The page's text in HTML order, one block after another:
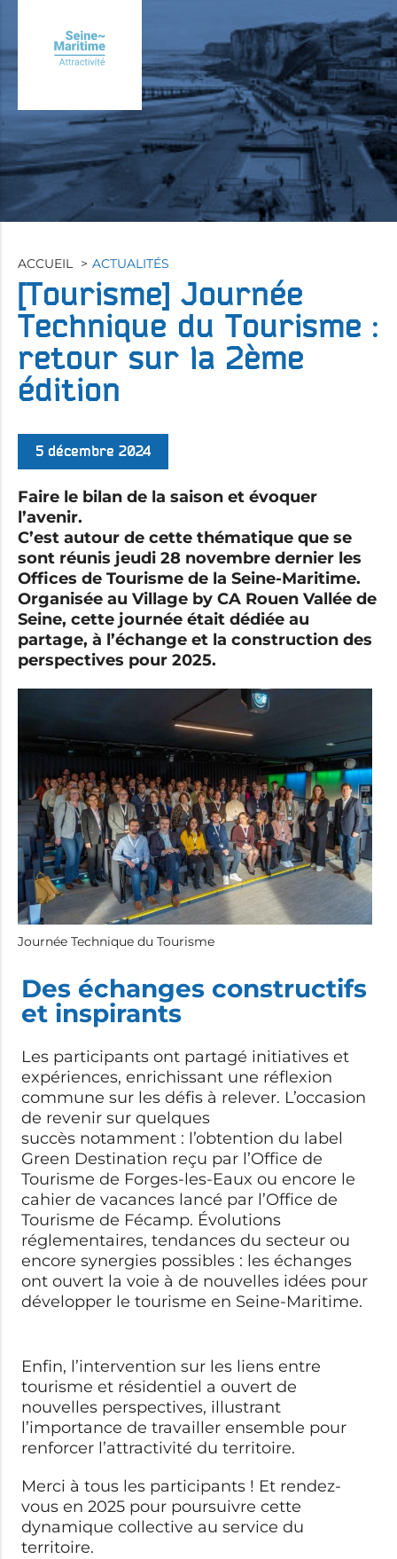
contenu
principal
ACCUEIL ACTUALITÉS
[Tourisme] Journée
Technique du Tourisme :
retour sur la 2ème
édition
5 décembre 2024
Faire le bilan de la saison et évoquer
l’avenir.
C’est autour de cette thématique que se
sont réunis jeudi 28 novembre dernier les
Offices de Tourisme de la Seine-Maritime.
Organisée au Village by CA Rouen Vallée de
Seine, cette journée était dédiée au
partage, à l’échange et la construction des
perspectives pour 2025.
Journée Technique du Tourisme
Des échanges constructifs
et inspirants
Les participants ont partagé initiatives et
expériences, enrichissant une réflexion
commune sur les défis à relever. L’occasion
de revenir sur quelques
succès notamment : l’obtention du label
Green Destination reçu par l’Office de
Tourisme de Forges-les-Eaux ou encore le
cahier de vacances lancé par l’Office de
Tourisme de Fécamp. Évolutions
réglementaires, tendances du secteur ou
encore synergies possibles : les échanges
ont ouvert la voie à de nouvelles idées pour
développer le tourisme en Seine-Maritime.
Enfin, l’intervention sur les liens entre
tourisme et résidentiel a ouvert de
nouvelles perspectives, illustrant
l’importance de travailler ensemble pour
renforcer l’attractivité du territoire.
Merci à tous les participants ! Et rendez-
vous en 2025 pour poursuivre cette
dynamique collective au service du
territoire.